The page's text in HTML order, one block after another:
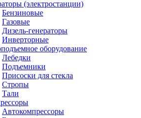
(электростанции)
Бензиновые
Газовые
Дизель-генераторы
Инверторные
оборудование
Лебедки
Подъемники
Присоски для стекла
Стропы
Тали
Автокомпрессоры